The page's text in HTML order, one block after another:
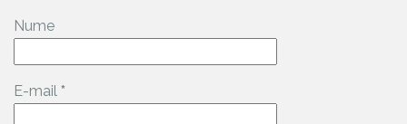
Nume
E-mail *